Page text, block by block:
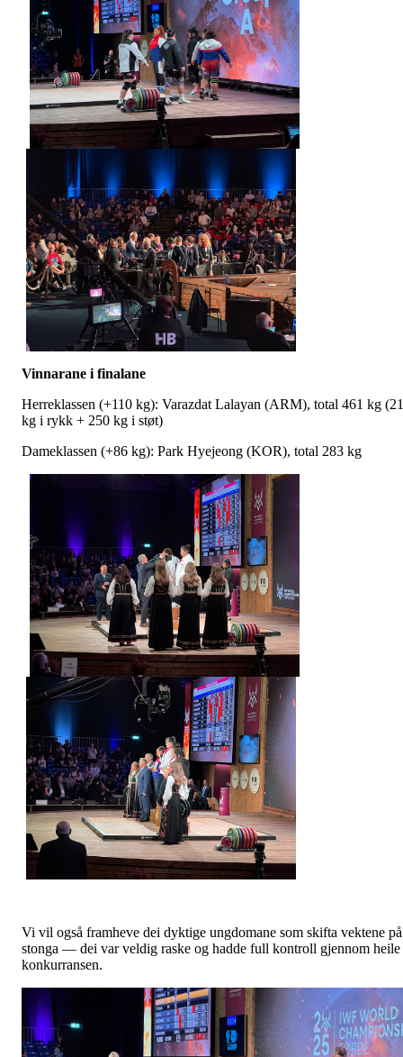
Vinnarane i finalane
Herreklassen (+110 kg): Varazdat Lalayan (ARM), total 461 kg
kg i rykk + 250 kg i støt)
Dameklassen (+86 kg): Park Hyejeong (KOR), total 283 kg
Vi vil også framheve dei dyktige ungdomane som skifta vektene på
stonga — dei var veldig raske og hadde full kontroll gjennom heile
konkurransen.